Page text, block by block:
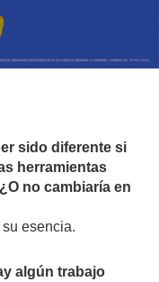
sido diferente si
herramientas
no cambiaría en
esencia.
algún trabajo